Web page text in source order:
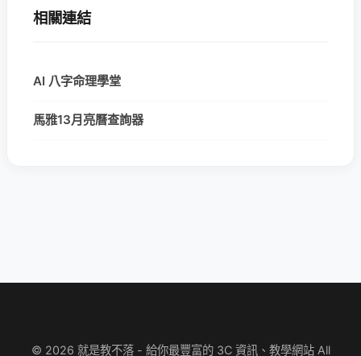
相關連結
AI 八字命理學堂
馬雅13月亮曆查詢器
© 2026 就是教不落 - 給你最豐富的 3C 資訊、教學網站 All